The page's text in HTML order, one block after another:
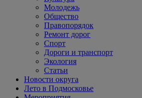
Молодежь
Общество
Правопорядок
Ремонт дорог
Спорт
Дороги и транспорт
Экология
Статьи
Новости округа
Лето в Подмосковье